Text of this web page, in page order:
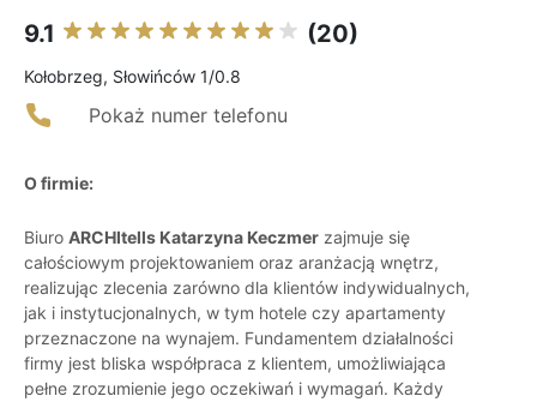
9.1 (20)
Kołobrzeg, Słowińców 1/0.8
Pokaż numer telefonu
O firmie:
Biuro ARCHItells Katarzyna Keczmer zajmuje się
całościowym projektowaniem oraz aranżacją wnętrz,
realizując zlecenia zarówno dla klientów indywidualnych,
jak i instytucjonalnych, w tym hotele czy apartamenty
przeznaczone na wynajem. Fundamentem działalności
firmy jest bliska współpraca z klientem, umożliwiająca
pełne zrozumienie jego oczekiwań i wymagań. Każdy